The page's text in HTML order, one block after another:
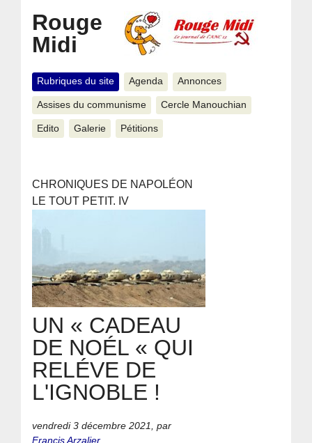
Rouge
Midi
Rubriques du site Agenda Annonces
Assises du communisme Cercle Manouchian
Edito Galerie Pétitions
CHRONIQUES DE NAPOLÉON
LE TOUT PETIT. IV
UN « CADEAU
DE NOÉL « QUI
RELÉVE DE
L'IGNOBLE !
vendredi 3 décembre 2021 ,par
Francis Arzalier